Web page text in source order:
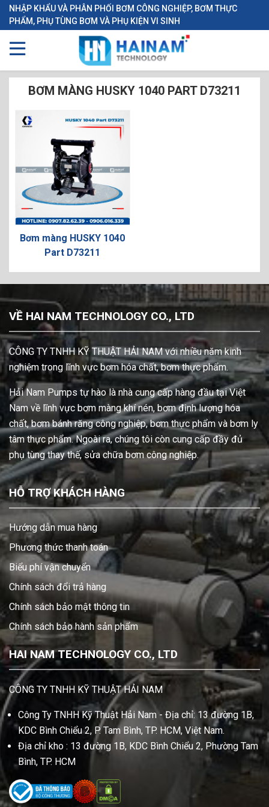
NHẬP KHẨU VÀ PHÂN PHỐI BƠM CÔNG NGHIỆP, BƠM THỰC
PHẨM, PHỤ TÙNG BƠM VÀ PHỤ KIỆN VI SINH
BƠM MÀNG HUSKY 1040 PART D73211
Bơm màng HUSKY 1040
Part D73211
VỀ HAI NAM TECHNOLOGY CO., LTD
CÔNG TY TNHH KỸ THUẬT HẢI NAM với nhiều năm kinh
nghiệm trong lĩnh vực bơm hóa chất, bơm thực phẩm.
Hải Nam Pumps tự hào là nhà cung cấp hàng đầu tại Việt
Nam về lĩnh vực bơm màng khí nén, bơm định lượng hóa
chất, bơm bánh răng công nghiệp, bơm thực phẩm và bơm ly
tâm thực phẩm. Ngoài ra, chúng tôi còn cung cấp đầy đủ
phụ tùng thay thế, sửa chữa bơm công nghiệp.
HỖ TRỢ KHÁCH HÀNG
Hướng dẫn mua hàng
Phương thức thanh toán
Biểu phí vận chuyển
Chính sách đổi trả hàng
Chính sách bảo mật thông tin
Chính sách bảo hành sản phẩm
HAI NAM TECHNOLOGY CO., LTD
CÔNG TY TNHH KỸ THUẬT HẢI NAM
Công Ty TNHH Kỹ Thuật Hải Nam - Địa chỉ: 13 đường 1B,
KDC Bình Chiểu 2, P. Tam Bình, TP. HCM, Việt Nam.
Địa chỉ kho : 13 đường 1B, KDC Bình Chiểu 2, Phường Tam
Bình, TP. HCM